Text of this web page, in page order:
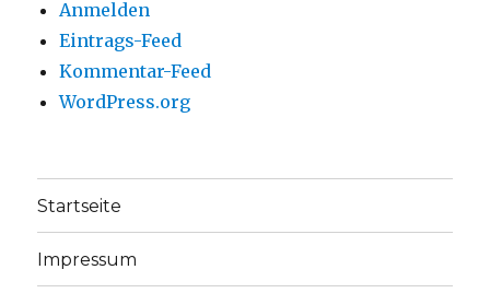
Anmelden
Eintrags-Feed
Kommentar-Feed
WordPress.org
Startseite
Impressum